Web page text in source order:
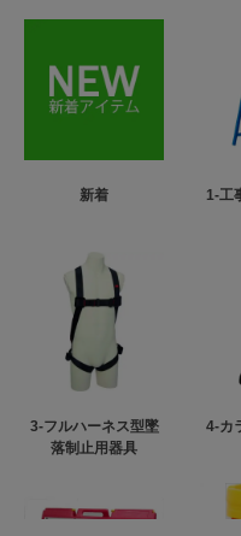
新着
1-工
3-フルハーネス型墜
落制止用器具
4-カ